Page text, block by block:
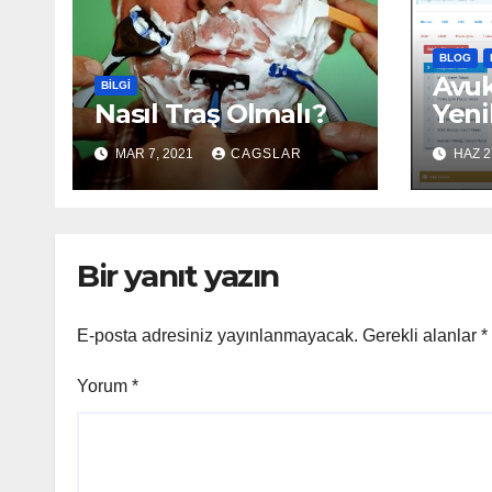
BILGI
Nasıl Traş Olmalı?
MAR 7, 2021 CAGSLAR
BLOG
HAZ
Bir yanıt yazın
E-posta adresiniz yayınlanmayacak. Gerekli alanlar *
Yorum *